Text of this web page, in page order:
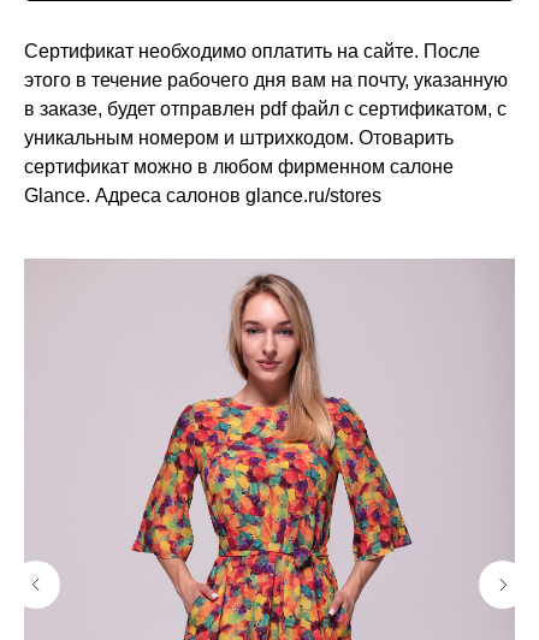
Сертификат необходимо оплатить на сайте. После
этого в течение рабочего дня вам на почту, указанную
в заказе, будет отправлен pdf файл с сертификатом, с
уникальным номером и штрихкодом. Отоварить
сертификат можно в любом фирменном салоне
Glance. Адреса салонов glance.ru/stores